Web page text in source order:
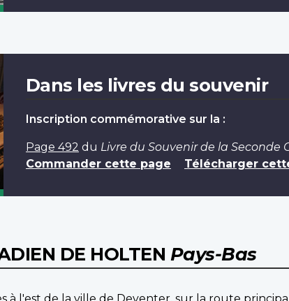
Dans les livres du souvenir
Inscription commémorative sur la :
Page 492 du Livre du Souvenir de la Seconde
Commander cette page
Télécharger
DE HOLTEN Pays-Bas